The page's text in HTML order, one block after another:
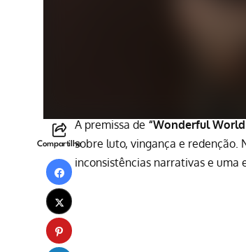
Compartilhe
A premissa de “Wonderful
sobre luto, vingança e redenção.
inconsistências narrativas e uma